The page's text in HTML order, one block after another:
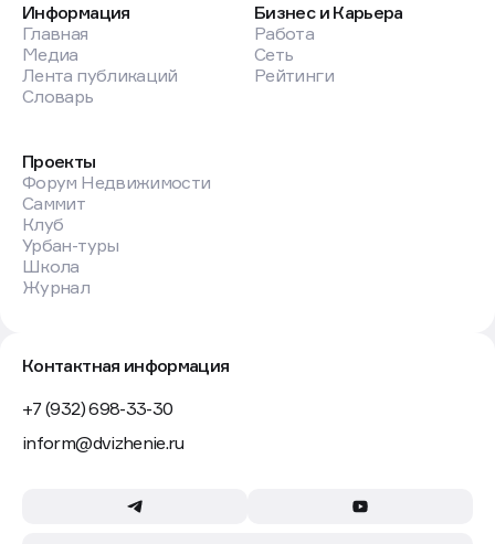
Информация
Главная
Медиа
Лента публикаций
Словарь
Бизнес и Карьера
Работа
Сеть
Рейтинги
Проекты
Форум Недвижимости
Саммит
Клуб
Урбан-туры
Школа
Журнал
Контактная информация
+7 (932) 698-33-30
inform@dvizhenie.ru